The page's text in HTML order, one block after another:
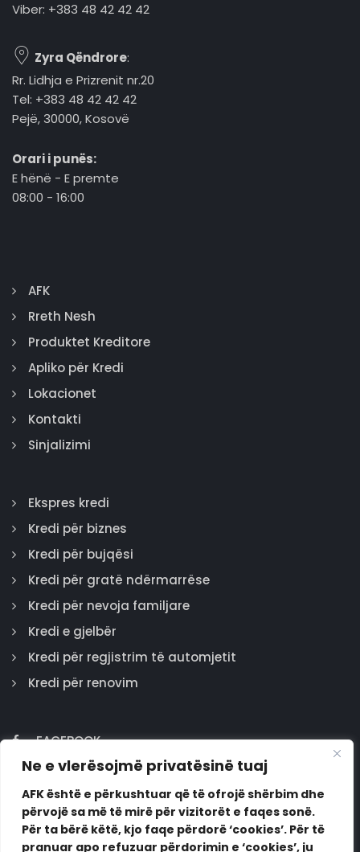
Ne e vlerësojmë privatësinë tuaj
AFK është e përkushtuar që të ofrojë shërbim dhe
përvojë sa më të mirë për vizitorët e faqes sonë.
Për ta bërë këtë, kjo faqe përdorë ‘cookies’. Për të
pranuar apo refuzuar përdorimin e ‘cookies’, ju
Viber: +383 48 42 42 42
Zyra Qëndrore:
Rr. Lidhja e Prizrenit nr.20
Tel: +383 48 42 42 42
Pejë, 30000, Kosovë
Orari i punës:
E hënë - E premte
08:00 - 16:00
AFK
Rreth Nesh
Produktet Kreditore
Apliko për Kredi
Lokacionet
Kontakti
Sinjalizimi
Ekspres kredi
Kredi për biznes
Kredi për bujqësi
Kredi për gratë ndërmarrëse
Kredi për nevoja familjare
Kredi e gjelbër
Kredi për regjistrim të automjetit
Kredi për renovim
FACEBOOK
GOOGLE
INSTAGRAM
LINKEDIN